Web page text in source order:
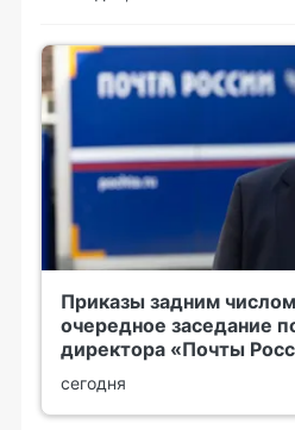
Приказы задним
очередное заседание
директора «Почты
сегодня